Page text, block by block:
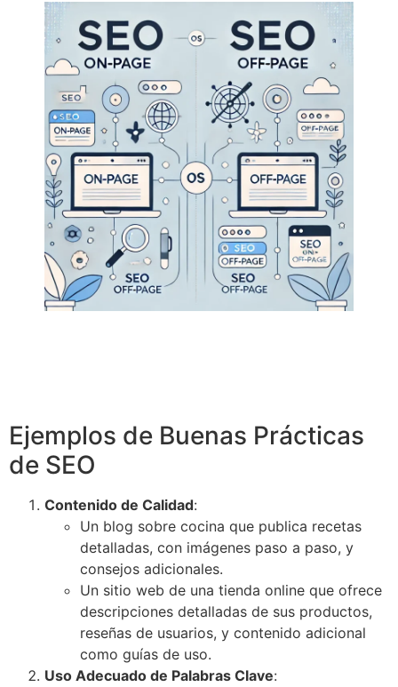
Ejemplos de Buenas Prácticas
de SEO
Contenido de Calidad:
Un blog sobre cocina que publica recetas
detalladas, con imágenes paso a paso, y
consejos adicionales.
Un sitio web de una tienda online que ofrece
descripciones detalladas de sus productos,
reseñas de usuarios, y contenido adicional
como guías de uso.
Uso Adecuado de Palabras Clave: